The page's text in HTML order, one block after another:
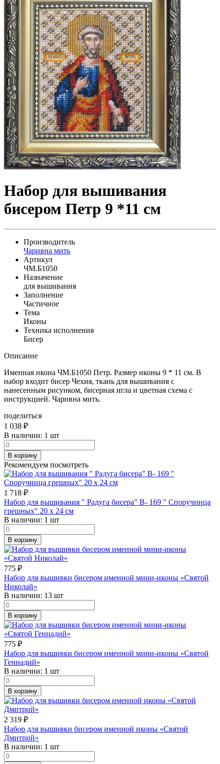
Набор для вышивания
бисером Петр 9 *11 см
Производитель
Чаривна мить
Артикул
ЧМ.Б1050
Назначение
для вышивания
Заполнение
Частичное
Тема
Иконы
Техника исполнения
Бисер
Описание
Именная икона ЧМ.Б1050 Петр. Размер иконы 9 * 11 см. В
набор входит бисер Чехия, ткань для вышивания с
нанесенным рисунком, бисерная игла и цветная схема с
инструкцией. Чаривна мить.
поделиться
1 038 ₽
В наличии: 1 шт
В корзину
Рекомендуем посмотреть
1 718 ₽
Набор для вышивания " Радуга бисера" В- 169 " Споручница
грешных" 20 х 24 см
В наличии: 1 шт
В корзину
775 ₽
Набор для вышивки бисером именной мини-иконы «Святой
Николай»
В наличии: 13 шт
В корзину
775 ₽
Набор для вышивки бисером именной мини-иконы «Святой
Геннадий»
В наличии: 1 шт
В корзину
2 319 ₽
Набор для вышивки бисером именной иконы «Святой
Дмитрий»
В наличии: 1 шт